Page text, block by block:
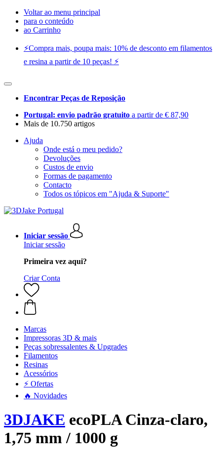
Voltar ao menu principal
para o conteúdo
ao Carrinho
⚡️Compra mais, poupa mais: 10% de desconto em filamentos
e resina a partir de 10 peças! ⚡️
Encontrar Peças de Reposição
Portugal: envio padrão gratuito a partir de € 87,90
Mais de 10.750 artigos
Ajuda
Onde está o meu pedido?
Devoluções
Custos de envio
Formas de pagamento
Contacto
Todos os tópicos em "Ajuda & Suporte"
Iniciar sessão
Iniciar sessão
Primeira vez aqui?
Criar Conta
Marcas
Impressoras 3D & mais
Peças sobressalentes & Upgrades
Filamentos
Resinas
Acessórios
⚡ Ofertas
🔥 Novidades
3DJAKE ecoPLA Cinza-claro,
1,75 mm / 1000 g